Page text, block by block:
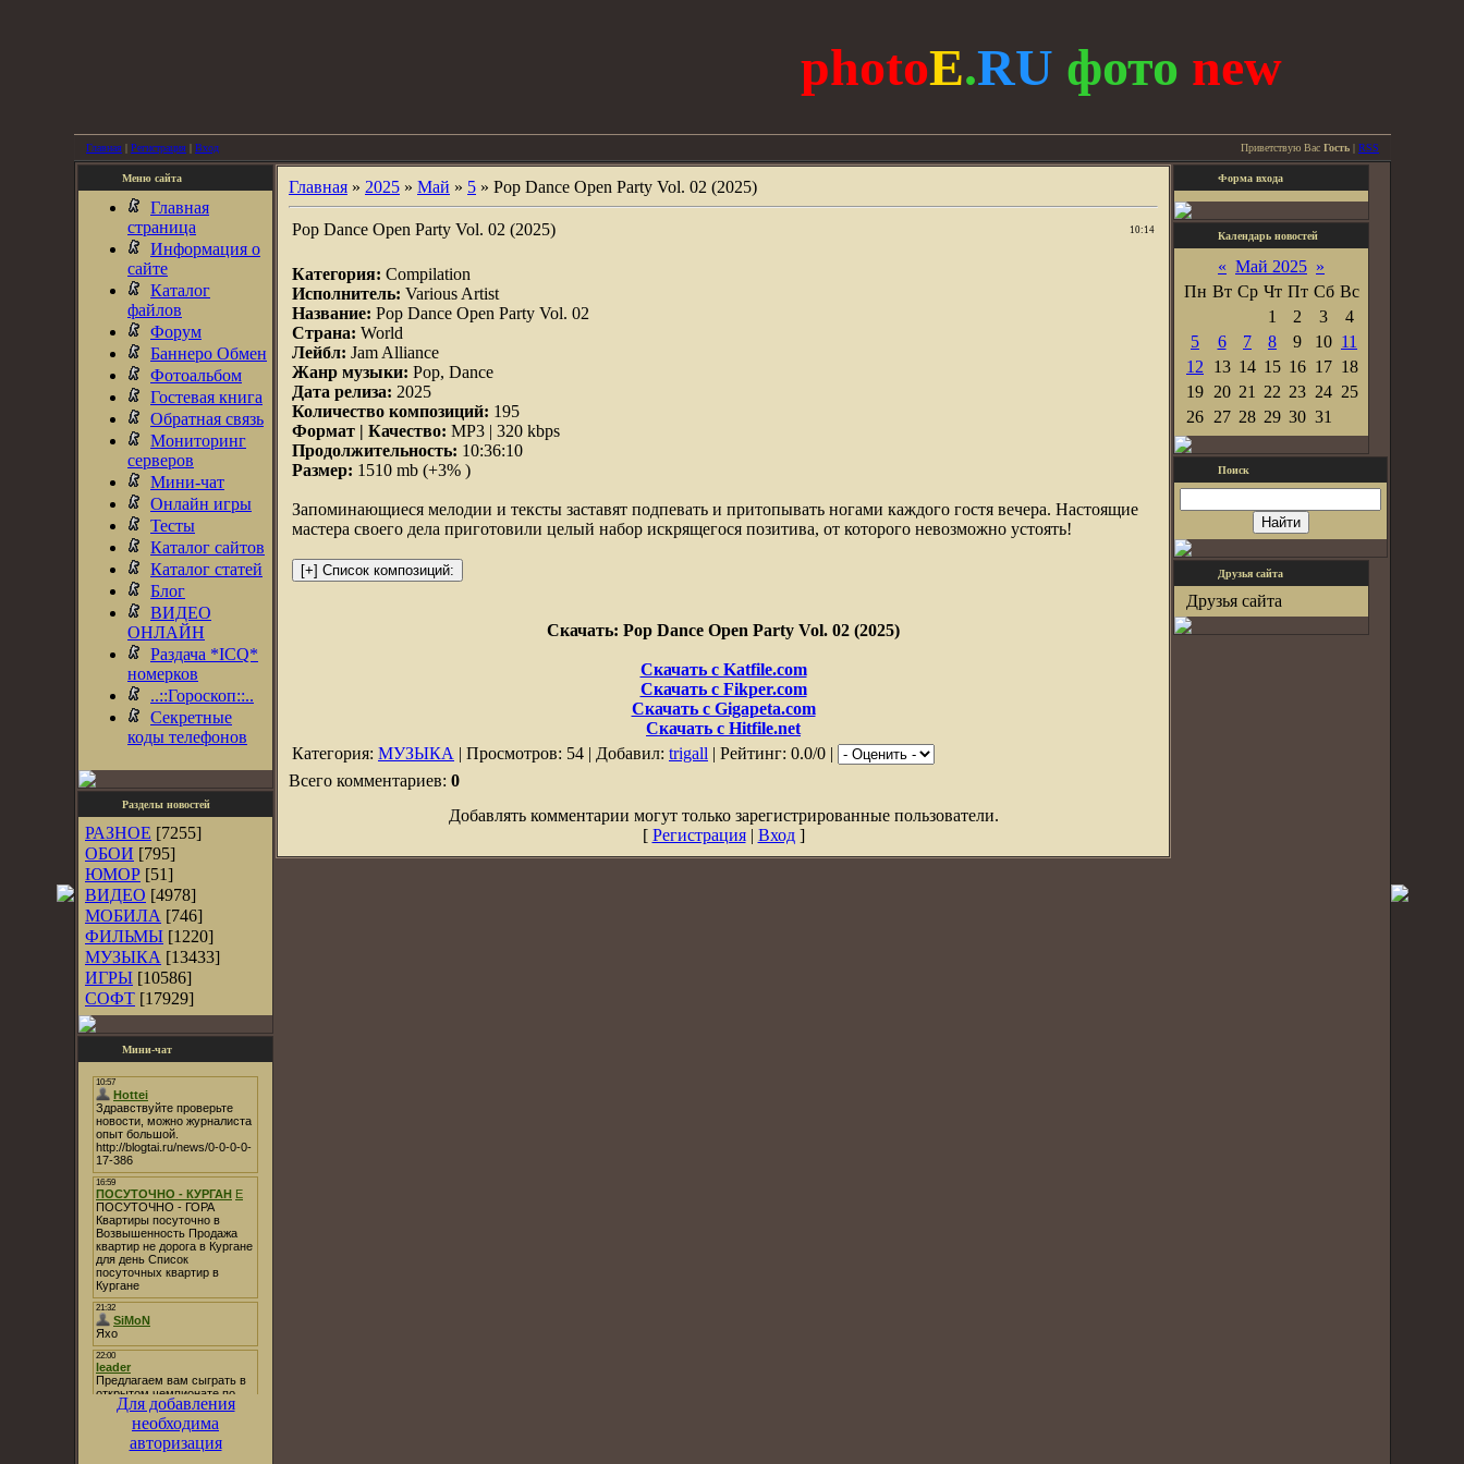
photoE.RU фото new
Главная | Регистрация | Вход Приветствую Вас Гость | RSS
Меню сайта
Главная
страница
Информация о
сайте
Каталог
файлов
Форум
Баннеро Обмен
Фотоальбом
Гостевая книга
Обратная связь
Мониторинг
серверов
Мини-чат
Онлайн игры
Тесты
Каталог сайтов
Каталог статей
Блог
ВИДЕО
ОНЛАЙН
Раздача *ICQ*
номерков
..::Гороскоп::..
Секретные
коды телефонов
Разделы новостей
РАЗНОЕ [7255]
ОБОИ [795]
ЮМОР [51]
ВИДЕО [4978]
МОБИЛА [746]
ФИЛЬМЫ [1220]
МУЗЫКА [13433]
ИГРЫ [10586]
СОФТ [17929]
Мини-чат
Для добавления
необходима
авторизация
Главная » 2025 » Май » 5 » Pop Dance Open Party Vol. 02 (2025)
Pop Dance Open Party Vol. 02 (2025) 10:14
Категория: Compilation
Исполнитель: Various Artist
Название: Pop Dance Open Party Vol. 02
Страна: World
Лейбл: Jam Alliance
Жанр музыки: Pop, Dance
Дата релиза: 2025
Количество композиций: 195
Формат | Качество: MP3 | 320 kbps
Продолжительность: 10:36:10
Размер: 1510 mb (+3% )
Запоминающиеся мелодии и тексты заставят подпевать и притопывать ногами каждого гостя вечера. Настоящие
мастера своего дела приготовили целый набор искрящегося позитива, от которого невозможно устоять!
Скачать: Pop Dance Open Party Vol. 02 (2025)
Скачать с Katfile.com
Скачать с Fikper.com
Скачать с Gigapeta.com
Скачать с Hitfile.net
Категория: МУЗЫКА | Просмотров: 54 | Добавил: trigall | Рейтинг: 0.0/0 |
Всего комментариев: 0
Добавлять комментарии могут только зарегистрированные пользователи.
[ Регистрация| Вход]
Форма входа
Календарь новостей
« Май 2025 »
Пн Вт Ср Чт Пт Сб Вс
1
2 3
4
5
6 7 8 9 10 11
12
13 14 15 16 17 18
19 20 21 22 23 24 25
26 27 28 29 30 31
Поиск
Друзья сайта
Друзья сайта